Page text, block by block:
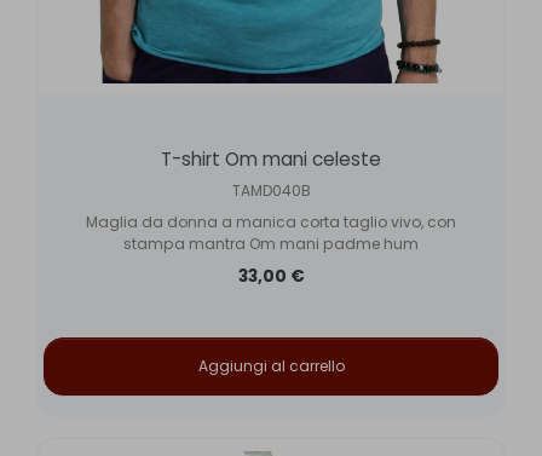
T-shirt Om mani celeste
TAMD040B
Maglia da donna a manica corta taglio vivo, con
stampa mantra Om mani padme hum
33,00 €
Aggiungi al carrello